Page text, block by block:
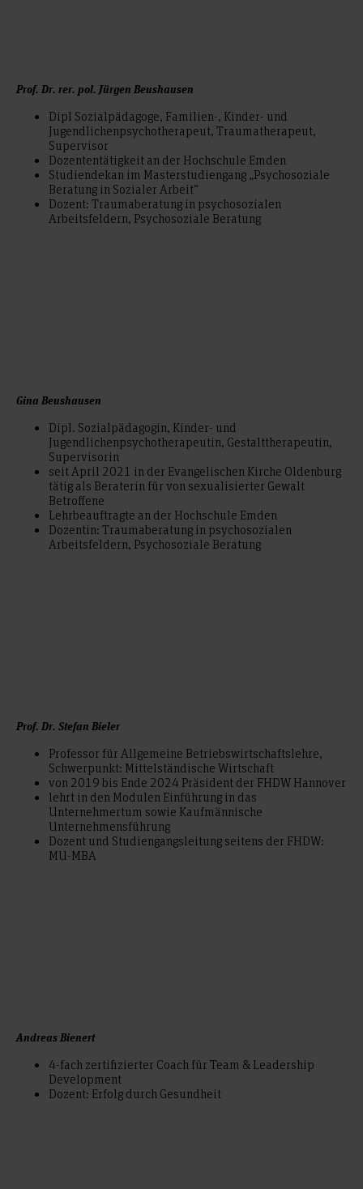
Prof. Dr. rer. pol. Jürgen Beushausen
Dipl Sozialpädagoge, Familien-, Kinder- und
Jugendlichenpsychotherapeut, Traumatherapeut,
Supervisor
Dozententätigkeit an der Hochschule Emden
Studiendekan im Masterstudiengang „Psychosoziale
Beratung in Sozialer Arbeit“
Dozent: Traumaberatung in psychosozialen
Arbeitsfeldern, Psychosoziale Beratung
Gina Beushausen
Dipl. Sozialpädagogin, Kinder- und
Jugendlichenpsychotherapeutin, Gestalttherapeutin,
Supervisorin
seit April 2021 in der Evangelischen Kirche Oldenburg
tätig als Beraterin für von sexualisierter Gewalt
Betroffene
Lehrbeauftragte an der Hochschule Emden
Dozentin: Traumaberatung in psychosozialen
Arbeitsfeldern, Psychosoziale Beratung
Prof. Dr. Stefan Bieler
Professor für Allgemeine Betriebswirtschaftslehre,
Schwerpunkt: Mittelständische Wirtschaft
von 2019 bis Ende 2024 Präsident der FHDW Hannover
lehrt in den Modulen Einführung in das
Unternehmertum sowie Kaufmännische
Unternehmensführung
Dozent und Studiengangsleitung seitens der FHDW:
MU-MBA
Andreas Bienert
4-fach zertifizierter Coach für Team & Leadership
Development
Dozent: Erfolg durch Gesundheit